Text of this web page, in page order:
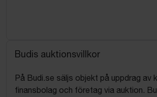
Budis auktionsvillkor
På Budi.se säljs objekt på uppdrag av
finansbolag och företag via auktion.